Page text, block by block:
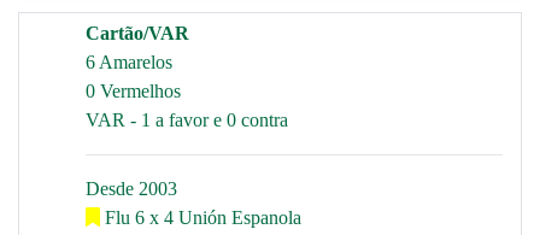
Cartão/VAR
6 Amarelos
0 Vermelhos
VAR - 1 a favor e 0 contra
Desde 2003
Flu 6 x 4 Unión Espanola